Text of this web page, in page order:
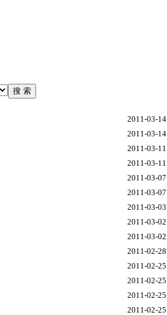
2011-03-14
2011-03-14
2011-03-11
2011-03-11
2011-03-07
2011-03-07
2011-03-03
2011-03-02
2011-03-02
2011-02-28
2011-02-25
2011-02-25
2011-02-25
2011-02-25